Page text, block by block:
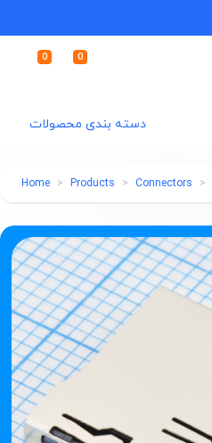
0 0
دسته بندی محصولات
Home Products Connectors